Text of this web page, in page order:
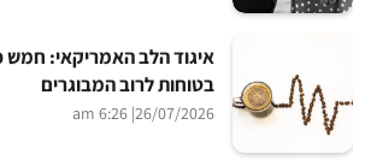
איגוד הלב האמריקאי: חמש
בטוחות לרוב המבוגרים
26/07/2026
| 6:26 am